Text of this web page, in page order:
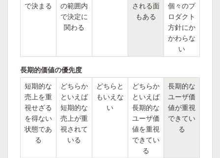
で決まる
の範囲内
で決定に
関わる
される面
もある
個々のプ
ロダクト
方針にか
かわらな
い
長期的価値の優先度
短期的な
売上を重
視せざる
を得ない
状態であ
る
どちらか
といえば
短期的な
売上が重
視されて
いる
どちらと
もいえな
い
どちらか
といえば
長期的な
ユーザ価
値を重視
できてい
る
長期的な
ユーザ価
値が重視
できてい
る